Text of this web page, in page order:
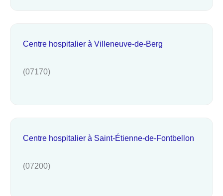
Centre hospitalier à Villeneuve-de-Berg
(07170)
Centre hospitalier à Saint-Étienne-de-Fontbellon
(07200)